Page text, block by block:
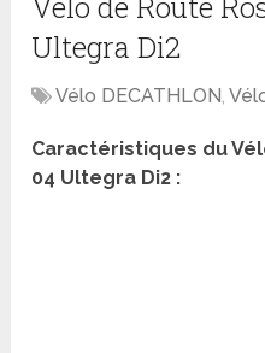
Ultegra Di2
Vélo DECATHLON,
Caractéristiques du
04 Ultegra Di2 :